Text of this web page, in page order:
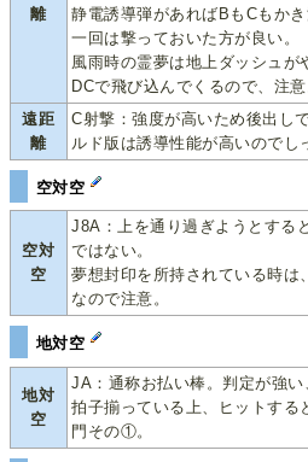
離
静電誘導弾があればBもCもか
一回は撃っておいた方が良い。
風雨時の霊夢は地上ダッシュ
DCで飛び込んでくるので、注意
遠距
離
C射撃：強度が高いため後出し
ルド版は誘導性能が高いのでし
空対空
空対
空
J8A：上を通り過ぎようとする
ではない。
夢想封印を所持されている時は
なので注意。
地対空
地対
空
JA：通称お払い棒。判定が強
拍子揃っている上、ヒットする
門その①。